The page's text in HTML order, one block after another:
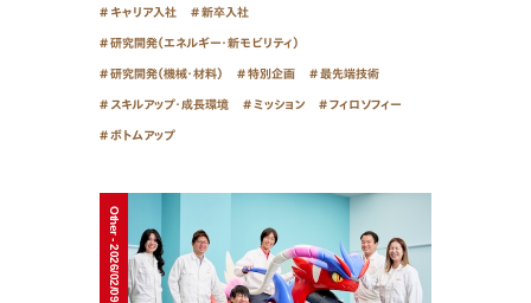
キャリア入社 新卒入社
研究開発（エネルギー・新モビリティ）
研究開発（機械・材料） 特別企画 最先端技術
スキルアップ・成長環境 ミッション フィロソフィー
ボトムアップ
Other - 2026/02/09